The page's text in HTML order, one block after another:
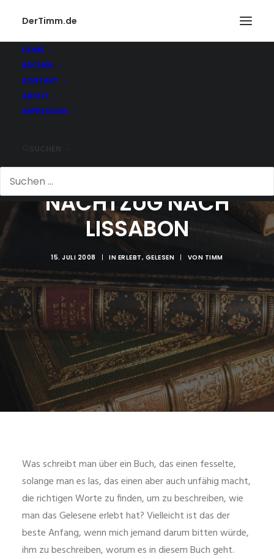
DerTimm.de
HOME
BÜCHER
KONTAKT
ABOUT
IMPRESSUM
NACHTZUG NACH
LISSABON
15. JULI 2008 | IN ERLEBT, GELESEN | VON TIMM
Was schreibt man über ein Buch, das einen fesselte,
solange man es las, das einen aber auch unfähig macht,
die richtigen Worte zu finden, um zu beschreiben, wie
man das Gelesene erlebt hat? Vielleicht ist das der
beste Anfang, wenn mich jemand darum bitten würde,
ihm zu beschreiben, worum es in diesem Buch geht.